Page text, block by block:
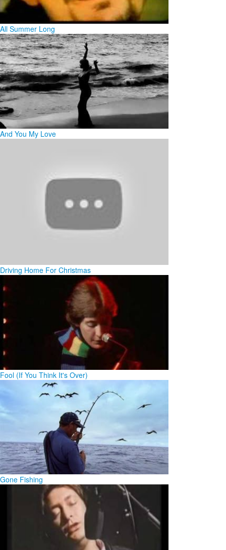
All Summer Long
And You My Love
Driving Home For Christmas
Fool (If You Think It's Over)
Gone Fishing